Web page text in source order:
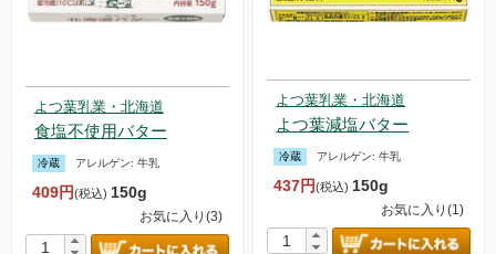
よつ葉乳業・北海道
食塩不使用バター
冷蔵 アレルゲン: 牛乳
409円(税込) 150g
お気に入り(3)
よつ葉乳業・北海道
よつ葉減塩バター
冷蔵 アレルゲン:牛乳
437円(税込) 150g
お気に入り(1)